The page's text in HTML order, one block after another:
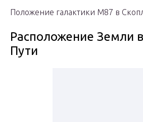
Положение галактики M87 в
Расположение Земли
Пути